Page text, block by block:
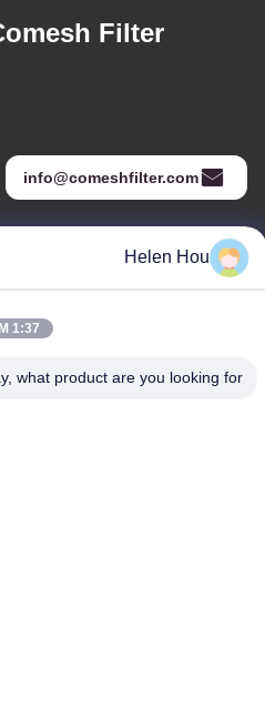
Filter
info@comeshfilter.com
قاعدة الصناعة ، جنوب آنبينغ ،
الهاتف
Helen Hou
1:37 PM
what product are you looking for?